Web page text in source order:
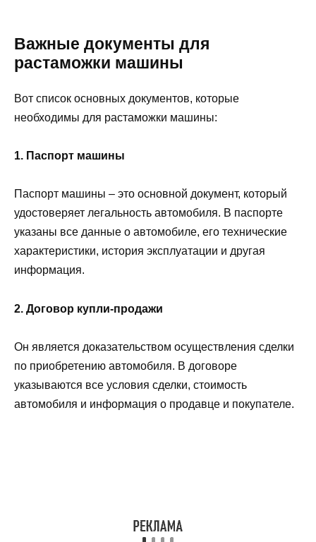
Важные документы для
растаможки машины
Вот список основных документов, которые
необходимы для растаможки машины:
1. Паспорт машины
Паспорт машины – это основной документ, который
удостоверяет легальность автомобиля. В паспорте
указаны все данные о автомобиле, его технические
характеристики, история эксплуатации и другая
информация.
2. Договор купли-продажи
Он является доказательством осуществления сделки
по приобретению автомобиля. В договоре
указываются все условия сделки, стоимость
автомобиля и информация о продавце и покупателе.